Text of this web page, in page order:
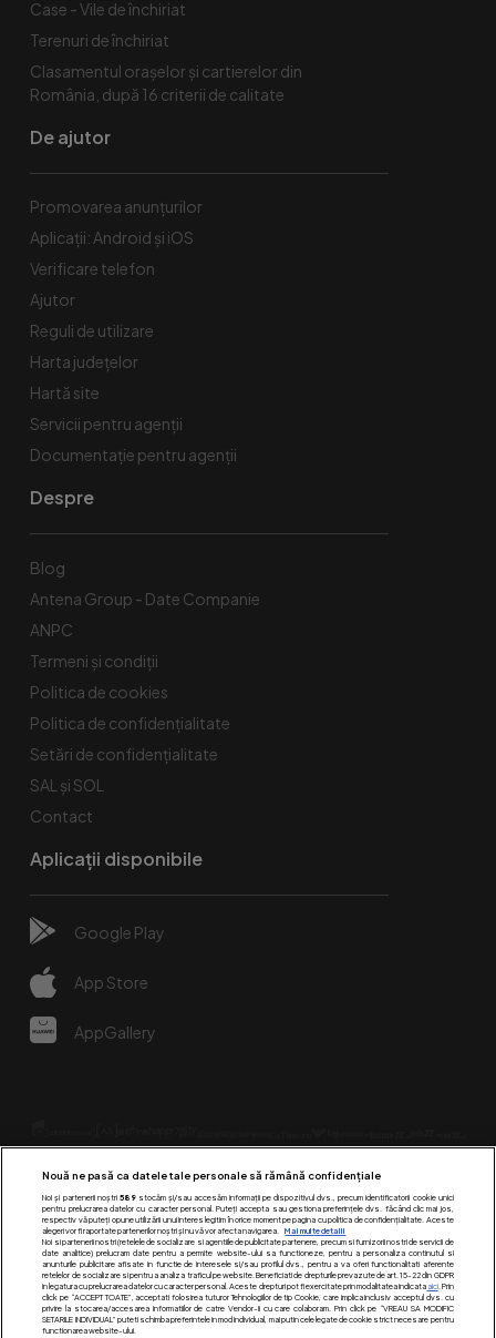
Case - Vile de închiriat
Terenuri de închiriat
Clasamentul orașelor și cartierelor din
România, după 16 criterii de calitate
De ajutor
Promovarea anunțurilor
Aplicații: Android și iOS
Verificare telefon
Ajutor
Reguli de utilizare
Harta județelor
Hartă site
Servicii pentru agenții
Documentație pentru agenții
Despre
Blog
Antena Group - Date Companie
ANPC
Termeni și condiții
Politica de cookies
Politica de confidențialitate
Setări de confidențialitate
SAL și SOL
Contact
Aplicații disponibile
Google Play
App Store
AppGallery
Urmărește-ne pe:
Nouă ne pasă ca datele tale personale să rămână confidențiale
Noi și partenerii noștri 589stocăm și/sau accesăm informații pe dispozitivul dvs., precum identificatorii cookie unici
pentru prelucrarea datelor cu caracter personal. Puteți accepta sau gestiona preferințele dvs. făcând clic mai jos,
respectiv vă puteți opune utilizării unui interes legitim în orice moment pe pagina cu politica de confidențialitate. Aceste
alegeri vor fi raportate partenerilor noștri și nu vă vor afecta navigarea.
Mai multe detalii
Noi si partenerii nostri (retelele de socializare si agentiile de publicitate partenere, precum si furnizorii nostri de servicii de
date analitice) prelucram date pentru a permite website-ului sa functioneze, pentru a personaliza continutul si
anunturile publicitare afisate in functie de interesele si/sau profilul dvs., pentru a va oferi functionalitati aferente
retelelor de socializare si pentru a analiza traficul pe website. Beneficiati de drepturile prevazute de art. 15-22 din GDPR
in legatura cu prelucrarea datelor cu caracter personal. Aceste drepturi pot fi exercitate prin modalitatea indicataaici. Prin
click pe “ACCEPT TOATE”, acceptati folosirea tuturor Tehnologiilor de tip Cookie, care implica inclusiv acceptul dvs. cu
privire la stocarea/accesarea informatiilor de catre Vendor-ii cu care colaboram. Prin click pe “VREAU SA MODIFIC
SETARILE INDIVIDUAL” puteti schimba preferintele in mod individual, mai putin cele legate de cookie strict necesare pentru
functionarea website-ului.